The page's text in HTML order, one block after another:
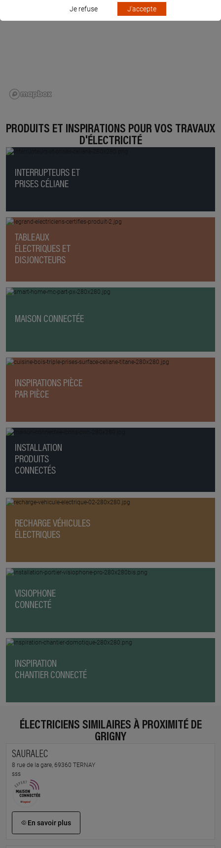
PRODUITS ET INSPIRATIONS POUR VOS TRAVAUX
D'ÉLECTRICITÉ
INTERRUPTEURS ET
PRISES CÉLIANE
TABLEAUX
ÉLECTRIQUES ET
DISJONCTEURS
MAISON CONNECTÉE
INSPIRATIONS PIÈCE
PAR PIÈCE
INSTALLATION
PRODUITS
CONNECTÉS
RECHARGE VÉHICULES
ÉLECTRIQUES
VISIOPHONE
CONNECTÉ
INSPIRATION
CHANTIER CONNECTÉ
ÉLECTRICIENS SIMILAIRES À PROXIMITÉ DE
GRIGNY
SAURALEC
8 rue de la gare, 69360 TERNAY
sss
En savoir plus
Je refuse J'accepte